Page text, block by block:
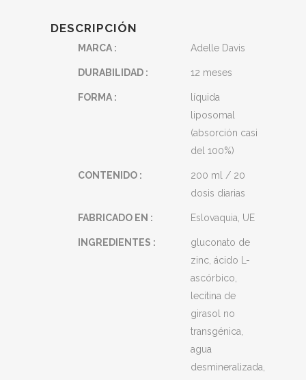
DESCRIPCIÓN
MARCA : Adelle Davis
DURABILIDAD : 12 meses
FORMA :
líquida
liposomal
(absorción casi
del 100%)
CONTENIDO :
200 ml / 20
dosis diarias
FABRICADO EN : Eslovaquia, UE
INGREDIENTES :
gluconato de
zinc, ácido L-
ascórbico,
lecitina de
girasol no
transgénica,
agua
desmineralizada,